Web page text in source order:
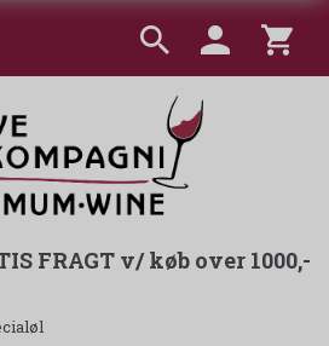
FRAGT v/ køb over 1000,-